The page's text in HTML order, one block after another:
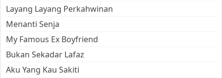
Layang Layang Perkahwinan
Menanti Senja
My Famous Ex Boyfriend
Bukan Sekadar Lafaz
Aku Yang Kau Sakiti